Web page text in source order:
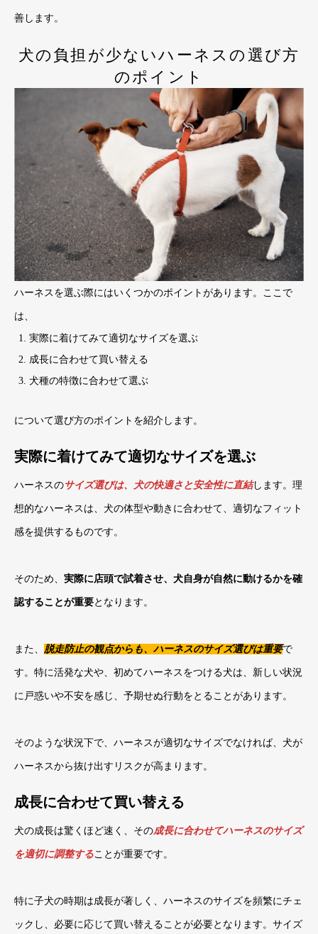
善します。
犬の負担が少ないハーネスの選び方
のポイント
ハーネスを選ぶ際にはいくつかのポイントがあります。ここで
は、
実際に着けてみて適切なサイズを選ぶ
成長に合わせて買い替える
犬種の特徴に合わせて選ぶ
について選び方のポイントを紹介します。
実際に着けてみて適切なサイズを選ぶ
ハーネスのサイズ選びは、犬の快適さと安全性に直結します。理
想的なハーネスは、犬の体型や動きに合わせて、適切なフィット
感を提供するものです。
そのため、 実際に店頭で試着させ、犬自身が自然に動けるかを確
認することが重要となります。
また、 脱走防止の観点からも、ハーネスのサイズ選びは重要で
す。特に活発な犬や、初めてハーネスをつける犬は、新しい状況
に戸惑いや不安を感じ、予期せぬ行動をとることがあります。
そのような状況下で、ハーネスが適切なサイズでなければ、犬が
ハーネスから抜け出すリスクが高まります。
成長に合わせて買い替える
犬の成長は驚くほど速く、その成長に合わせてハーネスのサイズ
を適切に調整することが重要です。
特に子犬の時期は成長が著しく、ハーネスのサイズを頻繁にチェ
ックし、必要に応じて買い替えることが必要となります。サイズ